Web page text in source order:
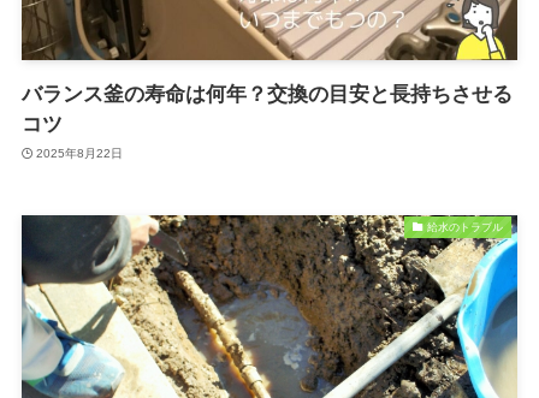
バランス釜の寿命は何年？交換の目安と長持ちさせる
コツ
2025年8月22日
給水のトラブル